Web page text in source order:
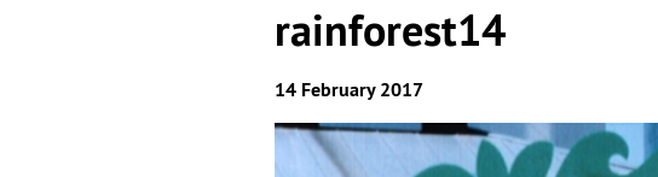
rainforest14
14 February 2017